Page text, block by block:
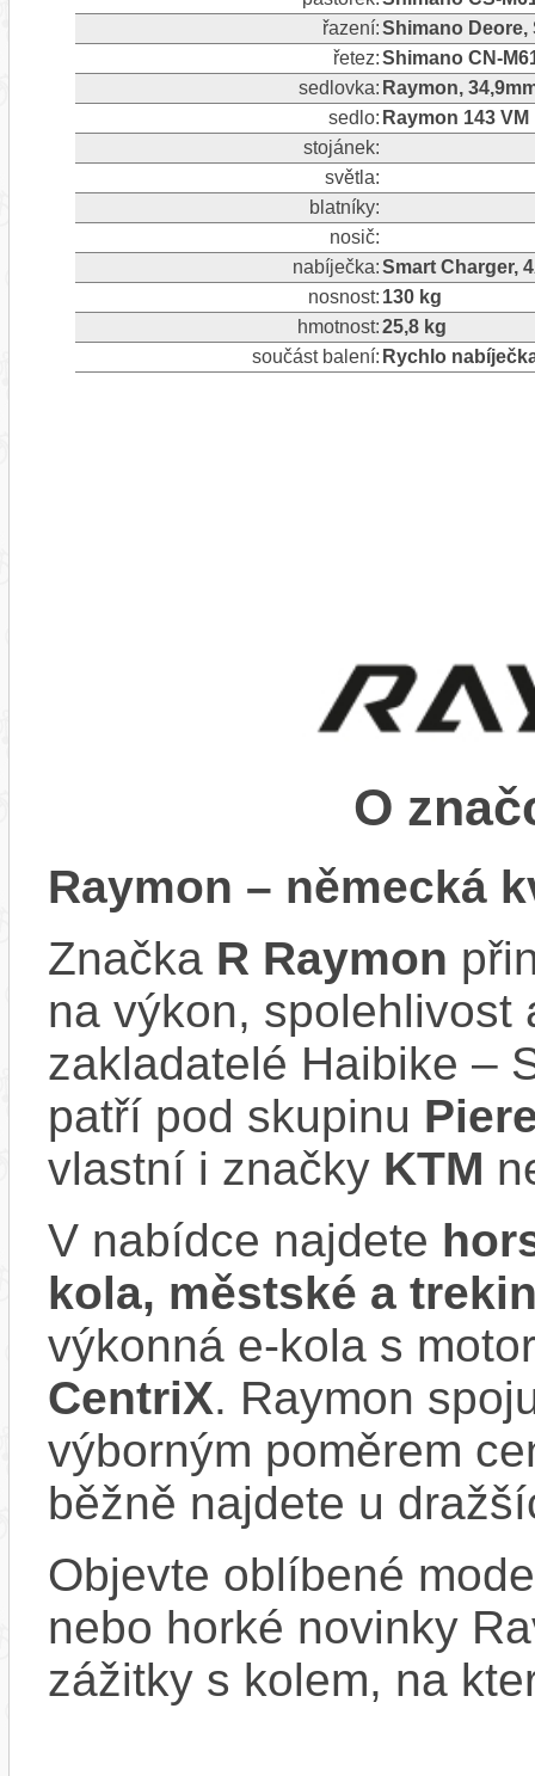
řazení:Shimano Deore,
řetez:Shimano CN-
sedlovka: Raymon,
sedlo: Raymon 143 VM
stojánek:
světla:
blatníky:
nosič:
nabíječka:Smart Charger,
nosnost: 130 kg
hmotnost:25,8 kg
součást balení: Rychlo
O
Raymon – německá
Značka R Raymon
na výkon,
zakladatelé Haibike –
patří pod skupinu
vlastní i značky KTM
V nabídce najdete
kola, městské a
výkonná e‑kola s
CentriX. Raymon
výborným poměrem
běžně najdete u
Objevte oblíbené
nebo horké novinky
zážitky s kolem, na